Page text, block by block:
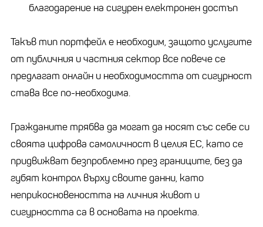
благодарение на сигурен електронен достъп
Такъв тип портфейл е необходим, защото услугите
от публичния и частния сектор все повече се
предлагат онлайн и необходимостта от сигурност
става все по-необходима.
Гражданите трябва да могат да носят със себе си
своята цифрова самоличност в целия ЕС, като се
придвижват безпроблемно през границите, без да
губят контрол върху своите данни, като
неприкосновеността на личния живот и
сигурността са в основата на проекта.